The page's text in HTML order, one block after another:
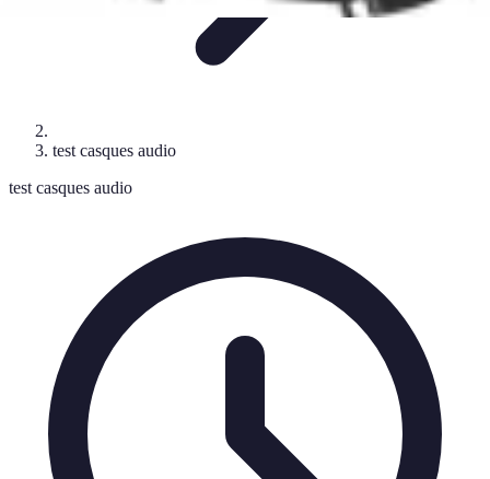
test casques audio
test casques audio